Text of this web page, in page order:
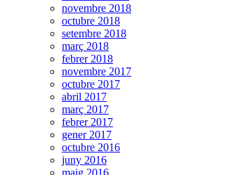
novembre 2018
octubre 2018
setembre 2018
març 2018
febrer 2018
novembre 2017
octubre 2017
abril 2017
març 2017
febrer 2017
gener 2017
octubre 2016
juny 2016
maig 2016